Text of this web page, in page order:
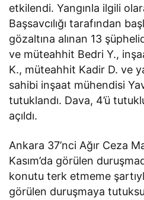
etkilendi. Yangınla ilgili
Başsavcılığı tarafından
gözaltına alınan 13
ve müteahhit Bedri Y.,
K., müteahhit Kadir D. ve
sahibi inşaat mühendisi
tutuklandı. Dava, 4’ü
açıldı.
Ankara 37’nci Ağır Ceza
Kasım’da görülen
konutu terk etmeme
görülen duruşmaya